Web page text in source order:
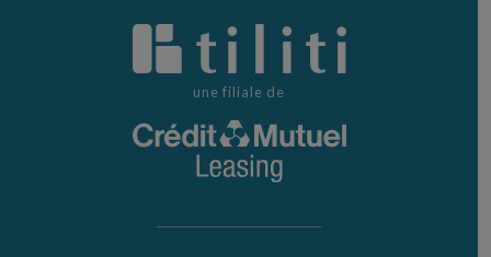
une filiale de